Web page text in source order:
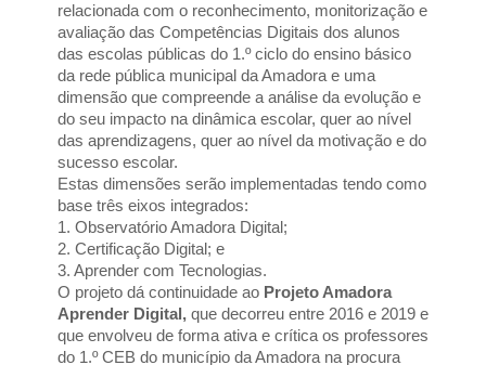
relacionada com o reconhecimento, monitorização e
avaliação das Competências Digitais dos alunos
das escolas públicas do 1.º ciclo do ensino básico
da rede pública municipal da Amadora e uma
dimensão que compreende a análise da evolução e
do seu impacto na dinâmica escolar, quer ao nível
das aprendizagens, quer ao nível da motivação e do
sucesso escolar.
Estas dimensões serão implementadas tendo como
base três eixos integrados:
1. Observatório Amadora Digital;
2. Certificação Digital; e
3. Aprender com Tecnologias.
O projeto dá continuidade ao Projeto Amadora
Aprender Digital, que decorreu entre 2016 e 2019 e
que envolveu de forma ativa e crítica os professores
do 1.º CEB do município da Amadora na procura